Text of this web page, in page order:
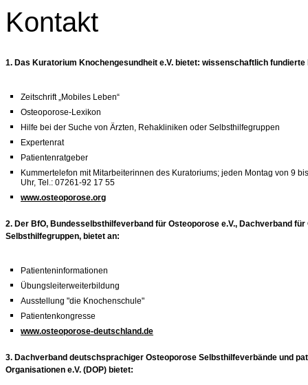
Kontakt
1. Das Kuratorium Knochengesundheit e.V. bietet: wissenschaftlich fundierte
Zeitschrift „Mobiles Leben“
Osteoporose-Lexikon
Hilfe bei der Suche von Ärzten, Rehakliniken oder Selbsthilfegruppen
Expertenrat
Patientenratgeber
Kummertelefon mit Mitarbeiterinnen des Kuratoriums; jeden Montag von 9
Uhr, Tel.: 07261-92 17 55
www.osteoporose.org
2. Der BfO, Bundesselbsthilfeverband für Osteoporose e.V., Dachverband
Selbsthilfegruppen, bietet an:
Patienteninformationen
Übungsleiterweiterbildung
Ausstellung "die Knochenschule"
Patientenkongresse
www.osteoporose-deutschland.de
3. Dachverband deutschsprachiger Osteoporose Selbsthilfeverbände und
Organisationen e.V. (DOP) bietet: